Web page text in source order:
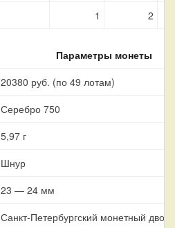
1 2
Параметры монеты
20380 руб. (по 49 лотам)
Серебро 750
5,97 г
Шнур
23 — 24 мм
Санкт-Петербургский монетный